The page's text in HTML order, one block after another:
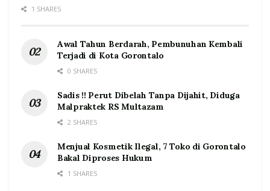
1 SHARES
Awal Tahun Berdarah, Pembunuhan Kembali
Terjadi di Kota Gorontalo
0 SHARES
Sadis !! Perut Dibelah Tanpa Dijahit, Diduga
Malpraktek RS Multazam
2 SHARES
Menjual Kosmetik Ilegal, 7 Toko di Gorontalo
Bakal Diproses Hukum
1 SHARES